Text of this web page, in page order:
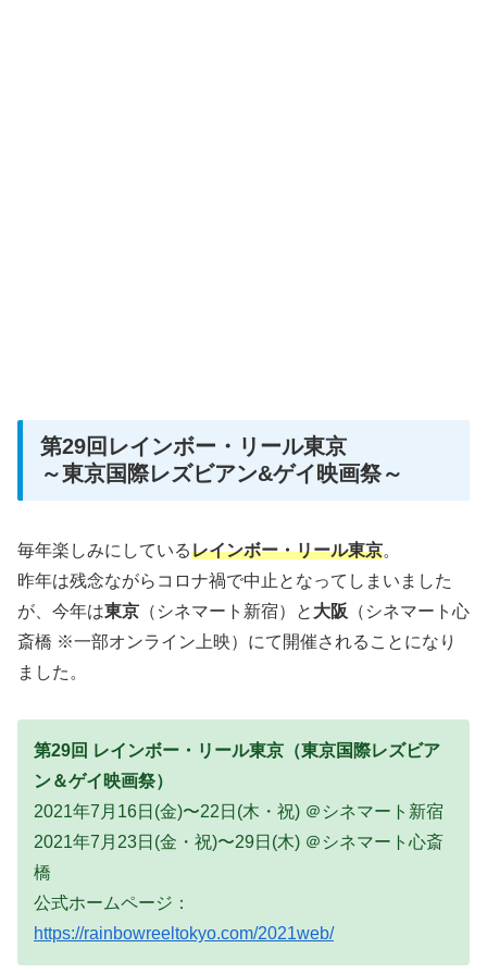
第29回レインボー・リール東京
～東京国際レズビアン&ゲイ映画祭～
毎年楽しみにしているレインボー・リール東京。
昨年は残念ながらコロナ禍で中止となってしまいました
が、今年は東京 （シネマート新宿）と 大阪 （シネマート心
斎橋 ※一部オンライン上映）にて開催されることになり
ました。
第29回 レインボー・リール東京（東京国際レズビア
ン＆ゲイ映画祭）
2021年7月16日(金)〜22日(木・祝) ＠シネマート新宿
2021年7月23日(金・祝)〜29日(木) ＠シネマート心斎
橋
公式ホームページ：
https://rainbowreeltokyo.com/2021web/